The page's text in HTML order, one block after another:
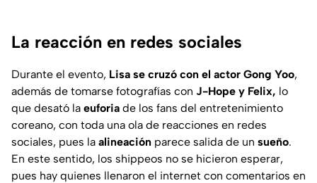
La reacción en redes sociales
Durante el evento, Lisa se cruzó con el actor Gong Yoo,
además de tomarse fotografías con J-Hope y Felix, lo
que desató la euforia de los fans del entretenimiento
coreano, con toda una ola de reacciones en redes
sociales, pues la alineación parece salida de un sueño.
En este sentido, los shippeos no se hicieron esperar,
pues hay quienes llenaron el internet con comentarios en